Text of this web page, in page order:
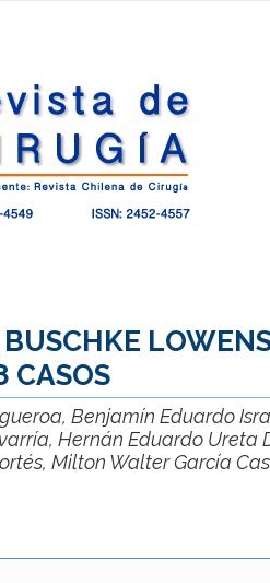
CASOS
Benjamín Eduardo
Hernán Eduardo Ureta
Milton Walter García